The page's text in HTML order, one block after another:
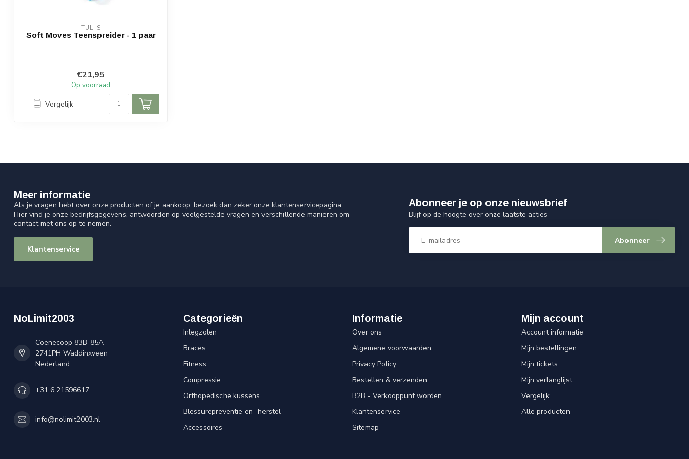
TULI'S
Soft Moves Teenspreider - 1 paar
€21,95
Op voorraad
Vergelijk
Meer informatie
Als je vragen hebt over onze producten of je aankoop, bezoek dan zeker onze klantenservicepagina.
Hier vind je onze bedrijfsgegevens, antwoorden op veelgestelde vragen en verschillende manieren om
contact met ons op te nemen.
Klantenservice
Abonneer je op onze nieuwsbrief
Blijf op de hoogte over onze laatste acties
Abonneer
NoLimit2003
Coenecoop 83B-85A
2741PH Waddinxveen
Nederland
+31 6 21596617
info@nolimit2003.nl
Categorieën
Inlegzolen
Braces
Fitness
Compressie
Orthopedische kussens
Blessurepreventie en -herstel
Accessoires
Informatie
Over ons
Algemene voorwaarden
Privacy Policy
Bestellen & verzenden
B2B - Verkooppunt worden
Klantenservice
Sitemap
Mijn account
Account informatie
Mijn bestellingen
Mijn tickets
Mijn verlanglijst
Vergelijk
Alle producten